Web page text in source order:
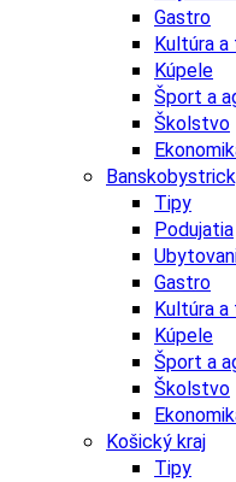
Gastro
Kultúra
Kúpele
Šport a
Školstvo
Tipy
Podujatia
Gastro
Kultúra
Kúpele
Šport a
Školstvo
Košický kraj
Tipy